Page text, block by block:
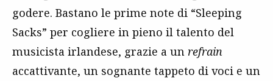
godere. Bastano le prime note di “Sleeping
Sacks” per cogliere in pieno il talento del
musicista irlandese, grazie a un refrain
accattivante, un sognante tappeto di voci e un